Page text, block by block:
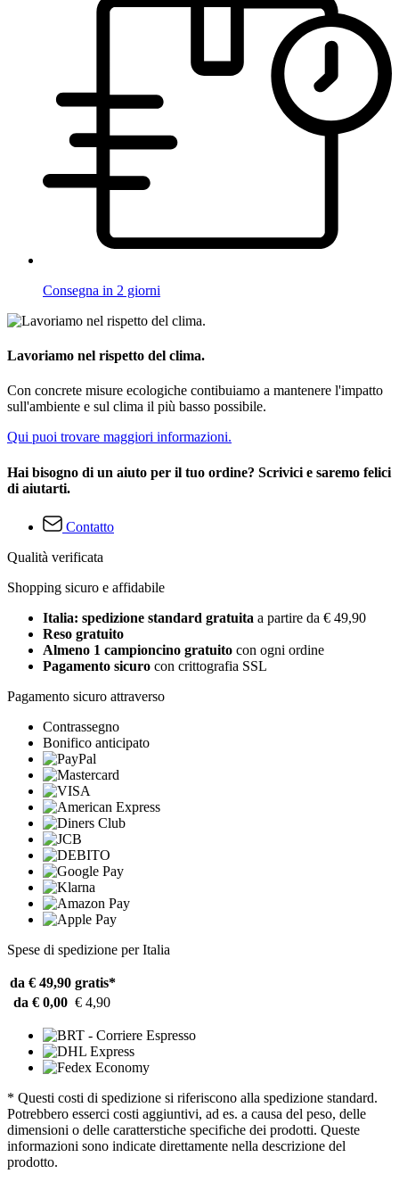
Consegna in 2 giorni
Lavoriamo nel rispetto del clima.
Con concrete misure ecologiche contibuiamo a mantenere l'impatto
sull'ambiente e sul clima il più basso possibile.
Qui puoi trovare maggiori informazioni.
Hai bisogno di un aiuto per il tuo ordine? Scrivici e saremo felici
di aiutarti.
Contatto
Qualità verificata
Shopping sicuro e affidabile
Italia: spedizione standard gratuita a partire da € 49,90
Reso gratuito
Almeno 1 campioncino gratuito con ogni ordine
Pagamento sicuro con crittografia SSL
Pagamento sicuro attraverso
Contrassegno
Bonifico anticipato
Spese di spedizione per Italia
da € 49,90 gratis*
da € 0,00 € 4,90
* Questi costi di spedizione si riferiscono alla spedizione standard.
Potrebbero esserci costi aggiuntivi, ad es. a causa del peso, delle
dimensioni o delle caratterstiche specifiche dei prodotti. Queste
informazioni sono indicate direttamente nella descrizione del
prodotto.